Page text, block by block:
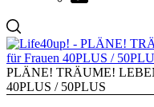
PLÄNE! TRÄUME!
40PLUS / 50PLUS